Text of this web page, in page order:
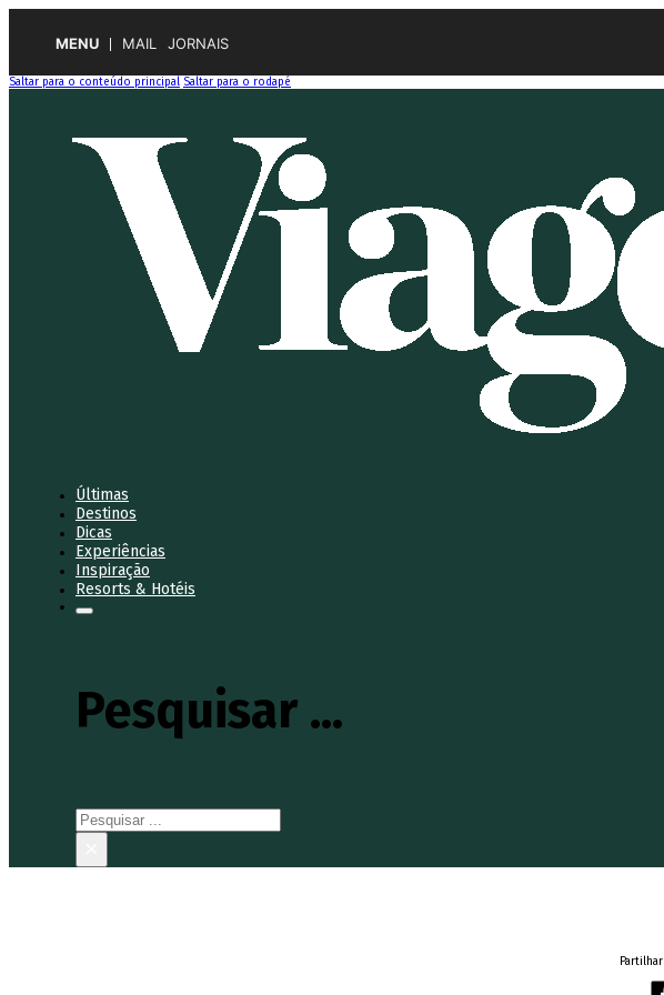
MENU MAIL JORNAIS
Saltar para o conteúdo principal Saltar para o rodapé
Últimas
Destinos
Dicas
Experiências
Inspiração
Resorts & Hotéis
Pesquisar ...
Pesquisar
Partilhar